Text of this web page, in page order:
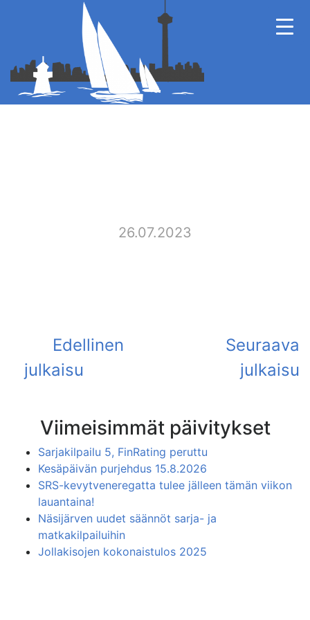
26.07.2023
Viimeisimmät päivitykset
Sarjakilpailu 5, FinRating peruttu
Kesäpäivän purjehdus 15.8.2026
SRS-kevytveneregatta tulee jälleen tämän viikon
lauantaina!
Näsijärven uudet säännöt sarja- ja
matkakilpailuihin
Jollakisojen kokonaistulos 2025